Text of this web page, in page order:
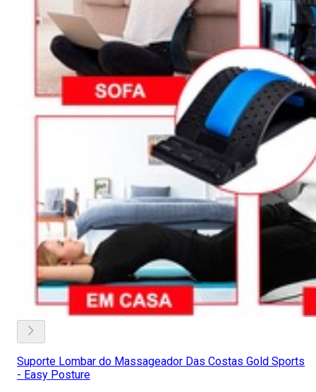
Suporte Lombar do Massageador Das Costas Gold Sports
- Easy Posture